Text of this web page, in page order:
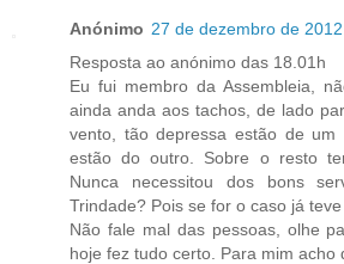
Anónimo 27 de dezembro de
Resposta ao anónimo das 18.01h
Eu fui membro da Assembleia,
ainda anda aos tachos, de lado
vento, tão depressa estão de um
estão do outro. Sobre o resto
Nunca necessitou dos bons
Trindade? Pois se for o caso já teve
Não fale mal das pessoas, olhe
hoje fez tudo certo. Para mim acho